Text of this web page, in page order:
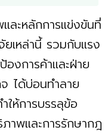
ละหลักการแข่งขันที่
ยเหล่านี้ รวมกับแรง
งการค้าและฝ่าย
ได้บ่อนทำลาย
ให้การบรรลุข้อ
าพและการรักษากฎ